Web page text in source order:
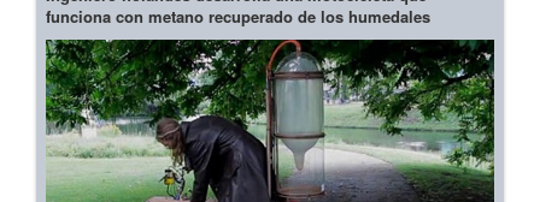
funciona con metano recuperado de los humedales